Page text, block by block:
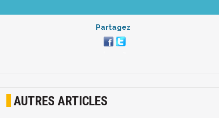
Partagez
AUTRES ARTICLES